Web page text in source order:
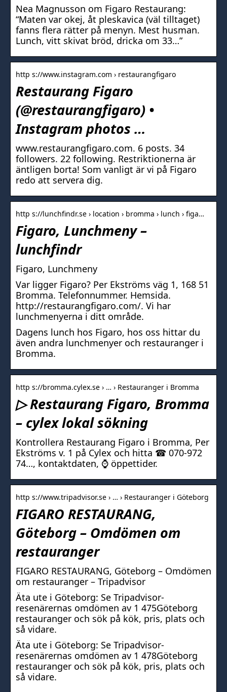
Nea Magnusson om Figaro Restaurang:
“Maten var okej, åt pleskavica (väl tilltaget)
fanns flera rätter på menyn. Mest husman.
Lunch, vitt skivat bröd, dricka om 33…”
http s://www.instagram.com › restaurangfigaro
Restaurang Figaro
(@restaurangfigaro) •
Instagram photos …
www.restaurangfigaro.com. 6 posts. 34
followers. 22 following. Restriktionerna är
äntligen borta! Som vanligt är vi på Figaro
redo att servera dig.
http s://lunchfindr.se › location › bromma › lunch › figa…
Figaro, Lunchmeny –
lunchfindr
Figaro, Lunchmeny
Var ligger Figaro? Per Ekströms väg 1, 168 51
Bromma. Telefonnummer. Hemsida.
http://restaurangfigaro.com/. Vi har
lunchmenyerna i ditt område.
Dagens lunch hos Figaro, hos oss hittar du
även andra lunchmenyer och restauranger i
Bromma.
http s://bromma.cylex.se › … › Restauranger i Bromma
▷ Restaurang Figaro, Bromma
– cylex lokal sökning
Kontrollera Restaurang Figaro i Bromma, Per
Ekströms v. 1 på Cylex och hitta ☎ 070-972
74…, kontaktdaten, ⌚ öppettider.
http s://www.tripadvisor.se › … › Restauranger i Göteborg
FIGARO RESTAURANG,
Göteborg – Omdömen om
restauranger
FIGARO RESTAURANG, Göteborg – Omdömen
om restauranger – Tripadvisor
Äta ute i Göteborg: Se Tripadvisor-
resenärernas omdömen av 1 475Göteborg
restauranger och sök på kök, pris, plats och
så vidare.
Äta ute i Göteborg: Se Tripadvisor-
resenärernas omdömen av 1 478Göteborg
restauranger och sök på kök, pris, plats och
så vidare.